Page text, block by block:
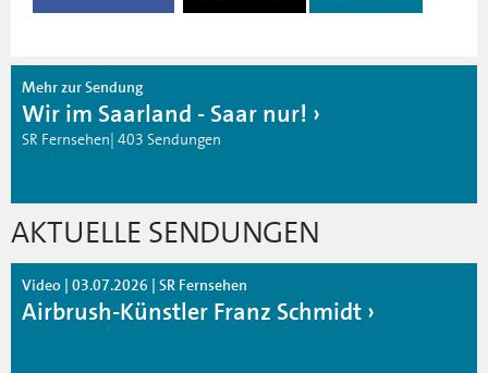
Mehr zur Sendung
Wir im Saarland - Saar nur!
SR Fernsehen| 403 Sendungen
AKTUELLE SENDUNGEN
Video | 03.07.2026 | SR Fernsehen
Airbrush-Künstler Franz Schmidt